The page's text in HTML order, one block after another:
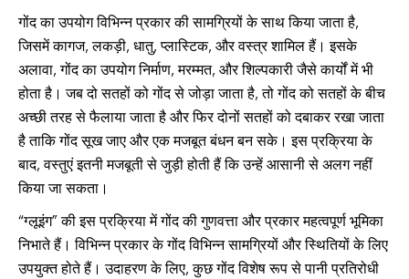
गोंद का उपयोग विभिन्न प्रकार की सामग्रियों के साथ किया जाता है,
जिसमें कागज, लकड़ी, धातु, प्लास्टिक, और वस्त्र शामिल हैं। इसके
अलावा, गोंद का उपयोग निर्माण, मरम्मत, और शिल्पकारी जैसे कार्यों में भी
होता है। जब दो सतहों को गोंद से जोड़ा जाता है, तो गोंद को सतहों के बीच
अच्छी तरह से फैलाया जाता है और फिर दोनों सतहों को दबाकर रखा जाता
है ताकि गोंद सूख जाए और एक मजबूत बंधन बन सके। इस प्रक्रिया के
बाद, वस्तुएं इतनी मजबूती से जुड़ी होती हैं कि उन्हें आसानी से अलग नहीं
किया जा सकता।
“ग्लूइंग” की इस प्रक्रिया में गोंद की गुणवत्ता और प्रकार महत्वपूर्ण भूमिका
निभाते हैं। विभिन्न प्रकार के गोंद विभिन्न सामग्रियों और स्थितियों के लिए
उपयुक्त होते हैं। उदाहरण के लिए, कुछ गोंद विशेष रूप से पानी प्रतिरोधी